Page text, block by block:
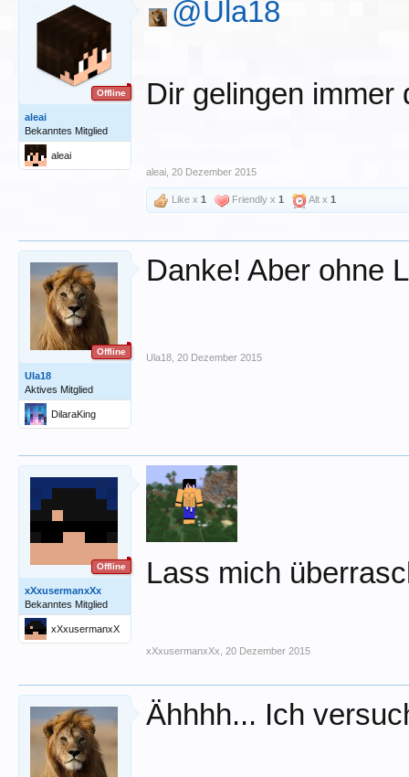
Offline
aleai
Bekanntes Mitglied
aleai
@Ula18
Dir gelingen immer
aleai 20 Dezember 2015
Like x 1 Friendly x 1 Alt x 1
Offline
Ula18
Aktives Mitglied
DilaraKing
Danke! Aber ohne
Ula18 20 Dezember 2015
Offline
xXxusermanxXx
Bekanntes Mitglied
xXxusermanxX
x
Lass mich
xXxusermanxXx 20 Dezember 2015
Ähhhh... Ich